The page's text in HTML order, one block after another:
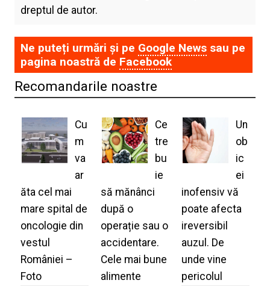
dreptul de autor.
Ne puteți urmări și pe Google Newssau pe
pagina noastră de Facebook
Recomandarile noastre
Cu
m
va
ar
ăta cel mai
mare spital de
oncologie din
vestul
României –
Foto
Ce
tre
bu
ie
să mănânci
după o
operație sau o
accidentare.
Cele mai bune
alimente
Un
ob
ic
ei
inofensiv vă
poate afecta
ireversibil
auzul. De
unde vine
pericolul